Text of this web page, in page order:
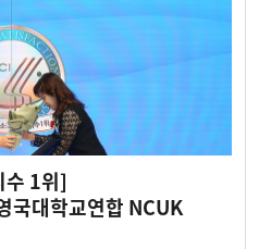
1위]
국대학교연합 NCUK